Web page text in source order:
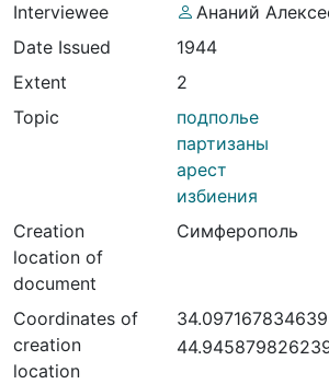
Interviewee
Ананий
Date Issued
1944
Extent
2
Topic
подполье
партизаны
арест
избиения
Creation
location of
document
Симферополь
Coordinates of
creation
location